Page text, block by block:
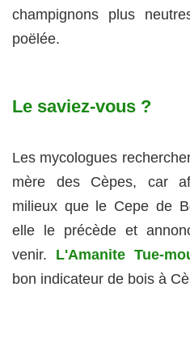
champignons plus
poëlée.
Le saviez-vous ?
Les mycologues
mère des Cèpes, car
milieux que le Cepe de
elle le précède et
venir. L'Amanite Tue-
bon indicateur de bois à